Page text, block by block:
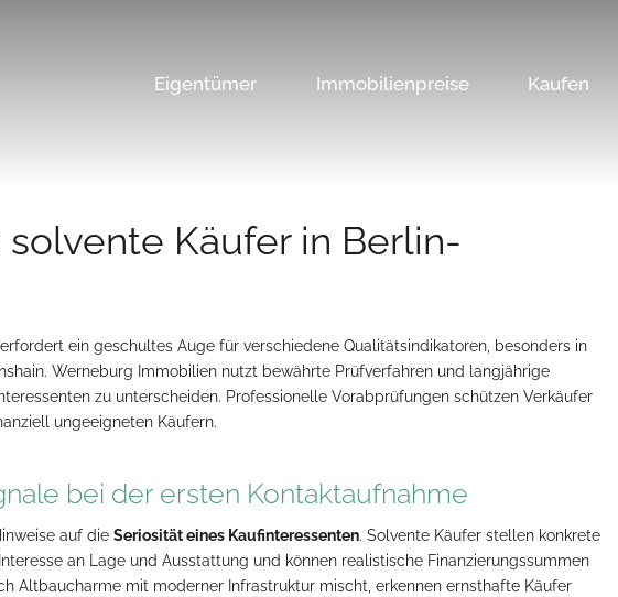
Eigentümer Immobilienpreise Kaufen
Käufer in Berlin-
ein geschultes Auge für verschiedene Qualitätsindikatoren, besonders in
Werneburg Immobilien nutzt bewährte Prüfverfahren und langjährige
zu unterscheiden. Professionelle Vorabprüfungen schützen Verkäufer
ungeeigneten Käufern.
bei der ersten Kontaktaufnahme
auf die Seriosität eines Kaufinteressenten. Solvente Käufer stellen konkrete
an Lage und Ausstattung und können realistische Finanzierungssummen
Altbaucharme mit moderner Infrastruktur mischt, erkennen ernsthafte Käufer